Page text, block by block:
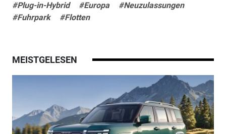
#Plug-in-Hybrid #Europa
#Neuzulassungen
#Fuhrpark
#Flotten
MEISTGELESEN